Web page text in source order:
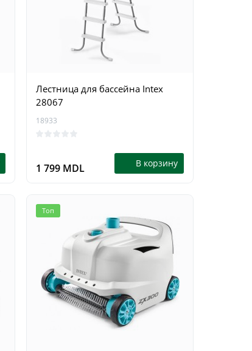
0
3 299 MDL В корзину
Лестница для бассейна Intex
28067
18933
1 799 MDL В корзину
Топ